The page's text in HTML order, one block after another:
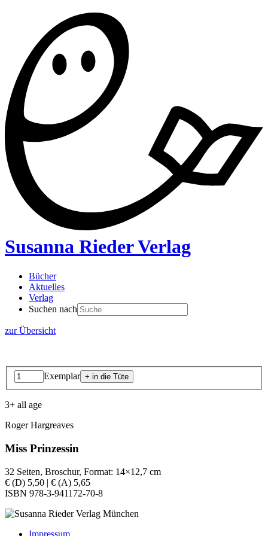
Susanna Rieder Verlag
Bücher
Aktuelles
Verlag
Suchen nach
zur Übersicht
Exemplar
3+ all age
Roger Hargreaves
Miss Prinzessin
32 Seiten, Broschur, Format: 14×12,7 cm
€ (D) 5,50 | € (A) 5,65
ISBN 978-3-941172-70-8
Impressum